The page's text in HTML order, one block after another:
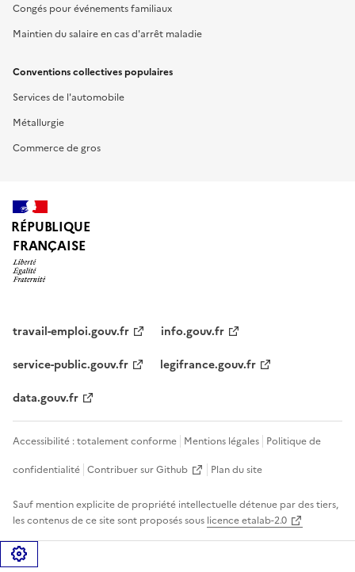
Congés pour événements familiaux
Maintien du salaire en cas d'arrêt maladie
Conventions collectives populaires
Services de l'automobile
Métallurgie
Commerce de gros
RÉPUBLIQUE
FRANÇAISE
travail-emploi.gouv.fr
info.gouv.fr
service-public.gouv.fr
legifrance.gouv.fr
data.gouv.fr
Accessibilité : totalement conforme Mentions légales Politique de
confidentialité Contribuer sur Github Plan du site
Sauf mention explicite de propriété intellectuelle détenue par des tiers,
les contenus de ce site sont proposés sous licence etalab-2.0
Gérer les cookies